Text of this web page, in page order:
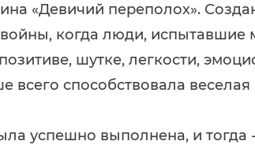
«Девичий переполох».
когда люди, испытавшие
шутке, легкости,
всего способствовала
успешно выполнена, и тогда